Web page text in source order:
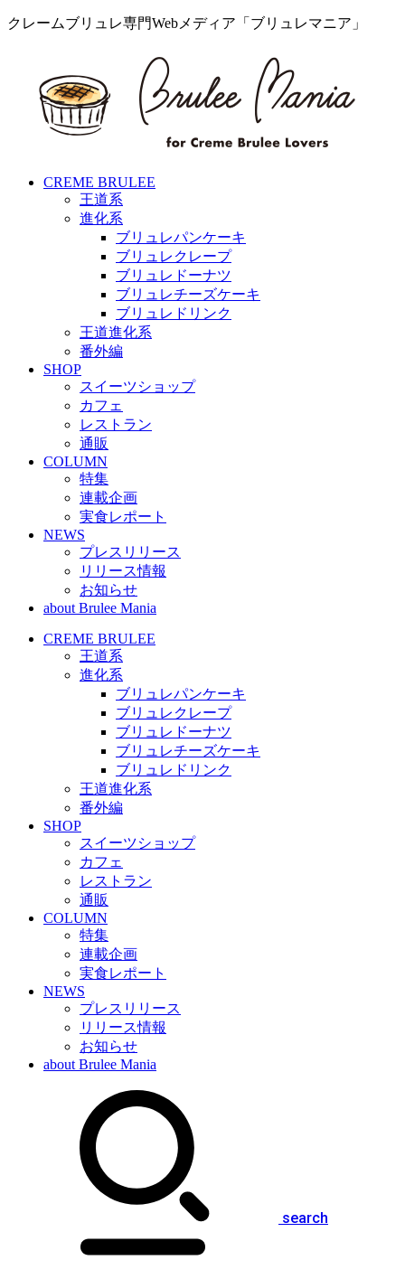
クレームブリュレ専門Webメディア「ブリュレマニア」
CREME BRULEE
王道系
進化系
ブリュレパンケーキ
ブリュレクレープ
ブリュレドーナツ
ブリュレチーズケーキ
ブリュレドリンク
王道進化系
番外編
SHOP
スイーツショップ
カフェ
レストラン
通販
COLUMN
特集
連載企画
実食レポート
NEWS
プレスリリース
リリース情報
お知らせ
about Brulee Mania
CREME BRULEE
王道系
進化系
ブリュレパンケーキ
ブリュレクレープ
ブリュレドーナツ
ブリュレチーズケーキ
ブリュレドリンク
王道進化系
番外編
SHOP
スイーツショップ
カフェ
レストラン
通販
COLUMN
特集
連載企画
実食レポート
NEWS
プレスリリース
リリース情報
お知らせ
about Brulee Mania
search